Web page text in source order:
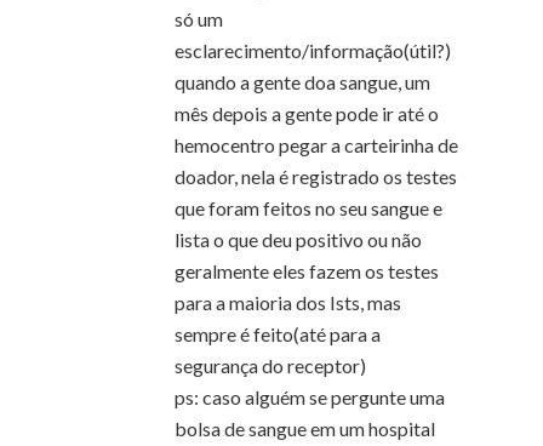
só um
esclarecimento/informação(útil?)
quando a gente doa sangue, um
mês depois a gente pode ir até o
hemocentro pegar a carteirinha de
doador, nela é registrado os testes
que foram feitos no seu sangue e
lista o que deu positivo ou não
geralmente eles fazem os testes
para a maioria dos Ists, mas
sempre é feito(até para a
segurança do receptor)
ps: caso alguém se pergunte uma
bolsa de sangue em um hospital